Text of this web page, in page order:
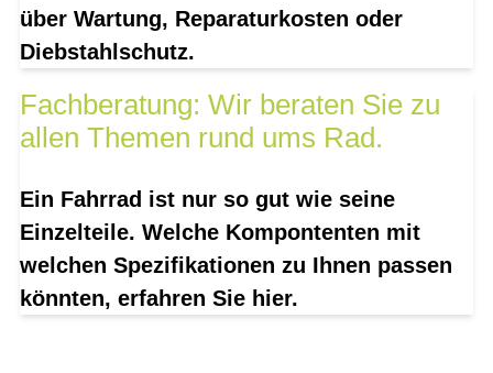
über Wartung, Reparaturkosten oder
Diebstahlschutz.
Fachberatung: Wir beraten Sie zu
allen Themen rund ums Rad.
Ein Fahrrad ist nur so gut wie seine
Einzelteile. Welche Kompontenten mit
welchen Spezifikationen zu Ihnen passen
könnten, erfahren Sie hier.